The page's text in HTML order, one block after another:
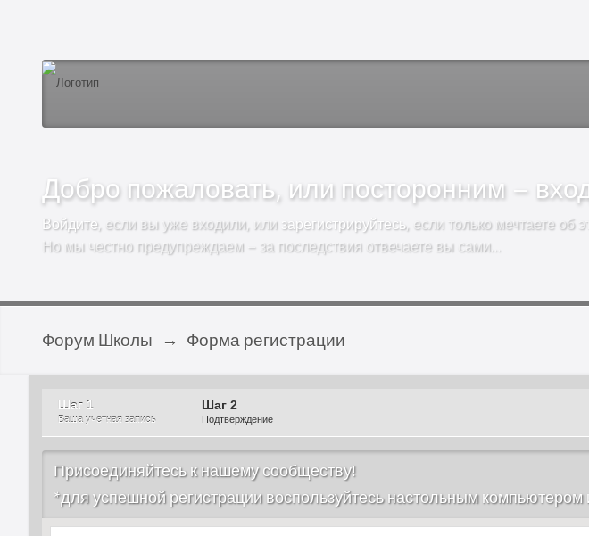
Добро пожаловать, или посторонним –
Войдите, если вы уже входили, или зарегистрируйтесь, если только мечтаете об
Но мы честно предупреждаем – за последствия отвечаете вы сами…
Форум Школы → Форма регистрации
Шаг 1
Ваша учетная запись
Шаг 2
Подтверждение
Присоединяйтесь к нашему сообществу!
*для успешной регистрации воспользуйтесь настольным компьютером